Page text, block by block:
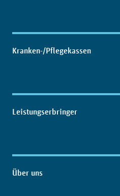
Kranken-/Pflegekassen
Leistungserbringer
Über uns